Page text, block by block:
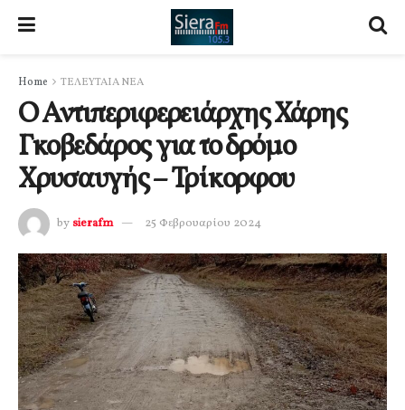
Home ΤΕΛΕΥΤΑΙΑ ΝΕΑ
Ο Αντιπεριφερειάρχης Χάρης
Γκοβεδάρος για το δρόμο
Χρυσαυγής – Τρίκορφου
by sierafm 25 Φεβρουαρίου 2024